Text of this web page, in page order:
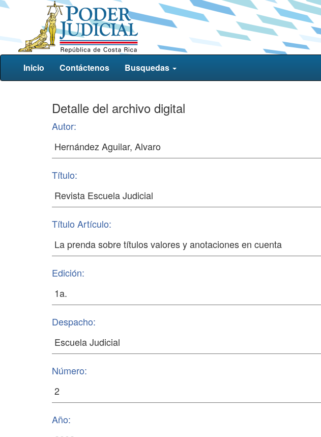
Inicio Contáctenos Busquedas
Detalle del archivo digital
Autor:
Título:
Título Artículo:
Edición:
Despacho:
Número:
Año: